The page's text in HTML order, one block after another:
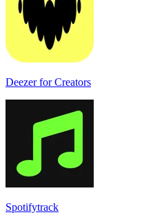
Deezer for Creators
Spotifytrack